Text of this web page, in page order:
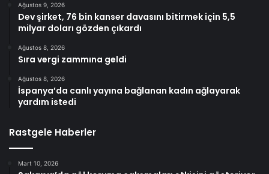
Ağustos 9, 2026
Dev şirket, 76 bin kanser davasını bitirmek için 5,5
milyar doları gözden çıkardı
Ağustos 8, 2026
Sıra vergi zammına geldi
Ağustos 8, 2026
İspanya’da canlı yayına bağlanan kadın ağlayarak
yardım istedi
Rastgele Haberler
Mart 10, 2026